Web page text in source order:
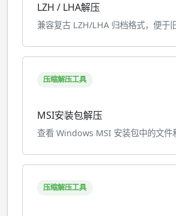
LZH / LHA解压
兼容复古 LZH/LHA 归档格式，便于
压缩解压工具
MSI安装包解压
查看 Windows MSI 安装包中的文件
压缩解压工具